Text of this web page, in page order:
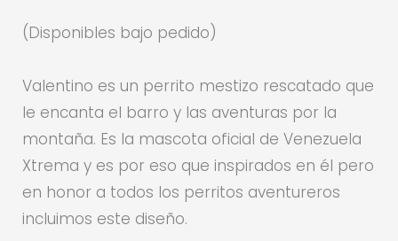
(Disponibles bajo pedido)
Valentino es un perrito mestizo rescatado que
le encanta el barro y las aventuras por la
montaña. Es la mascota oficial de Venezuela
Xtrema y es por eso que inspirados en él pero
en honor a todos los perritos aventureros
incluimos este diseño.